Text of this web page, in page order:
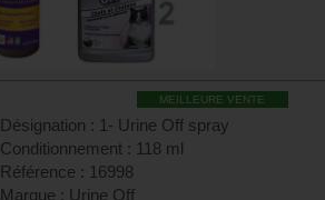
MEILLEURE VENTE
Désignation : 1- Urine Off spray
Conditionnement : 118 ml
Référence : 16998
Marque : Urine Off